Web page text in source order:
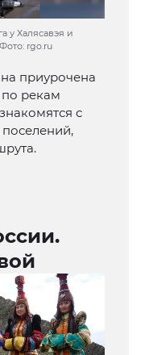
у Халясавэя и
rgo.ru
приурочена
по рекам
с